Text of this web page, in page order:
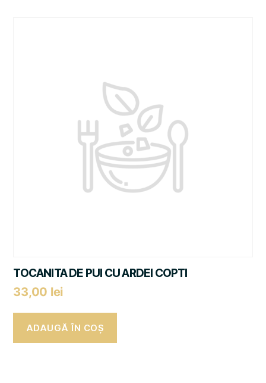
TOCANITA DE PUI CU ARDEI COPTI
33,00 lei
ADAUGĂ ÎN COȘ